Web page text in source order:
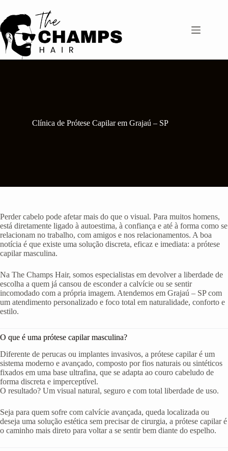
para
o
conteúdo
Clínica de Prótese Capilar em Grajaú – SP
Perder cabelo pode afetar mais do que o visual. Para muitos homens,
está diretamente ligado à autoestima, à confiança e até à forma como se
relacionam no trabalho, com amigos e nos relacionamentos. A boa
notícia é que existe uma solução discreta, eficaz e imediata: a prótese
capilar masculina.
Na The Champs Hair, somos especialistas em devolver a liberdade de
escolha a quem já cansou de esconder a calvície ou se sentir
incomodado com a própria imagem. Atendemos em Grajaú – SP com
um atendimento personalizado e foco total em naturalidade, conforto e
estilo.
O que é uma prótese capilar masculina?
Diferente de perucas ou implantes invasivos, a prótese capilar é um
sistema moderno e avançado, composto por fios naturais ou sintéticos
fixados em uma base ultrafina, que se adapta ao couro cabeludo de
forma discreta e imperceptível.
O resultado? Um visual natural, seguro e com total liberdade de uso.
Seja para quem sofre com calvície avançada, queda localizada ou
deseja uma solução estética sem precisar de cirurgia, a prótese capilar é
o caminho mais direto para voltar a se sentir bem diante do espelho.